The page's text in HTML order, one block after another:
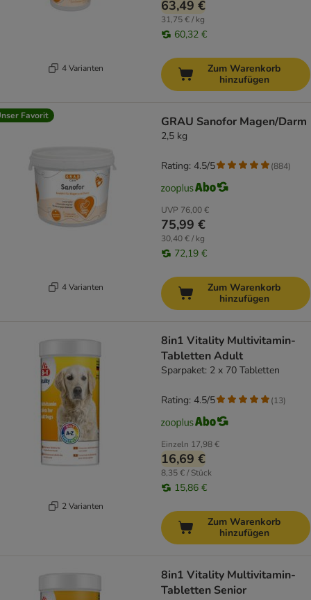
4 Varianten
63,49 €
31,75 € / kg
60,32 €
Zum Warenkorb
hinzufügen
Favorit
4 Varianten
GRAU Sanofor Magen/Darm
2,5 kg
UVP 76,00 €
75,99 €
30,40 € / kg
72,19 €
Rating: 4.5/5 (884)
Zum Warenkorb
hinzufügen
2 Varianten
8in1 Vitality Multivitamin-
Tabletten Adult
Sparpaket: 2 x 70 Tabletten
Einzeln 17,98 €
16,69 €
8,35 € / Stück
15,86 €
Rating: 4.5/5 (13)
Zum Warenkorb
hinzufügen
8in1 Vitality Multivitamin-
Tabletten Senior